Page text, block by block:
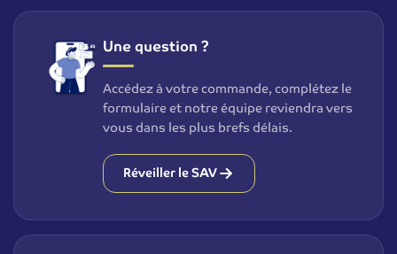
Une question ?
Accédez à votre commande, complétez le
formulaire et notre équipe reviendra vers
vous dans les plus brefs délais.
Réveiller le SAV